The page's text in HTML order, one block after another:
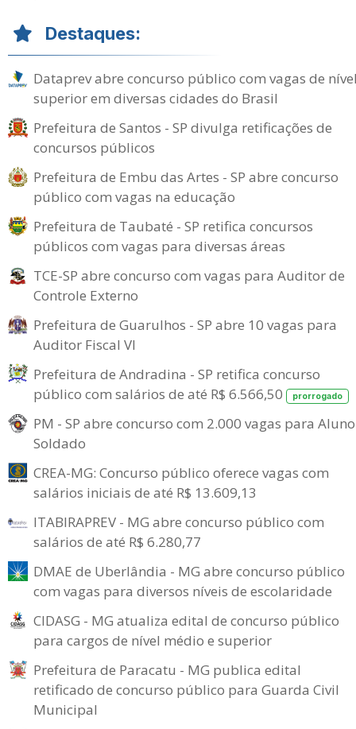
Destaques:
Dataprev abre concurso público com vagas de
superior em diversas cidades do Brasil
Prefeitura de Santos - SP divulga retificações de
concursos públicos
Prefeitura de Embu das Artes - SP abre concurso
público com vagas na educação
Prefeitura de Taubaté - SP retifica concursos
públicos com vagas para diversas áreas
TCE-SP abre concurso com vagas para Auditor de
Controle Externo
Prefeitura de Guarulhos - SP abre 10 vagas para
Auditor Fiscal VI
Prefeitura de Andradina - SP retifica concurso
público com salários de até R$ 6.566,50
prorrogado
PM - SP abre concurso com 2.000 vagas para
Soldado
CREA-MG: Concurso público oferece vagas com
salários iniciais de até R$ 13.609,13
ITABIRAPREV - MG abre concurso público com
salários de até R$ 6.280,77
DMAE de Uberlândia - MG abre concurso público
com vagas para diversos níveis de escolaridade
CIDASG - MG atualiza edital de concurso público
para cargos de nível médio e superior
Prefeitura de Paracatu - MG publica edital
retificado de concurso público para Guarda Civil
Municipal